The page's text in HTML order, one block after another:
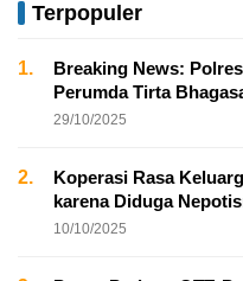
Terpopuler
1.
Breaking News:
Perumda Tirta
29/10/2025
2.
Koperasi Rasa
karena Diduga
10/10/2025